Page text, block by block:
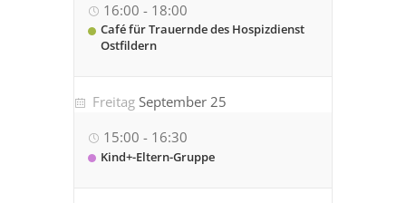
16:00 - 18:00
Café für Trauernde des Hospizdienst
Ostfildern
Freitag September 25
15:00 - 16:30
Kind+-Eltern-Gruppe